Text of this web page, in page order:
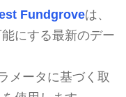
Fundgroveは、
にする最新のデー
メータに基づく取